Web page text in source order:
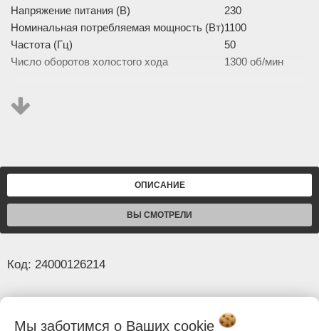
Напряжение питания (В)
230
Номинальная потребляемая мощность (Вт)1100
Частота (Гц)
50
Число оборотов холостого хода
1300 об/мин
Изображение товара и комплектация могут отличаться.
Смотреть
ОПИСАНИЕ
ВЫ СМОТРЕЛИ
Код: 24000126214
Габариты (длина/ширина/высота) (мм)
Мы заботимся о Ваших cookie